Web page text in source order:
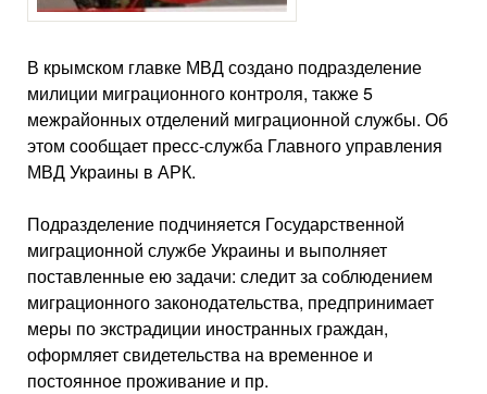
В крымском главке МВД создано подразделение
милиции миграционного контроля, также 5
межрайонных отделений миграционной службы. Об
этом сообщает пресс-служба Главного управления
МВД Украины в АРК.
Подразделение подчиняется Государственной
миграционной службе Украины и выполняет
поставленные ею задачи: следит за соблюдением
миграционного законодательства, предпринимает
меры по экстрадиции иностранных граждан,
оформляет свидетельства на временное и
постоянное проживание и пр.